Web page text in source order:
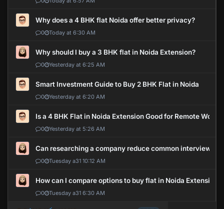
Why does a 4 BHK flat Noida offer better privacy?
0 Today at 6:30 AM
Why should I buy a 3 BHK flat in Noida Extension?
0 Yesterday at 6:25 AM
Smart Investment Guide to Buy 2 BHK Flat in Noida
0 Yesterday at 6:20 AM
Is a 4 BHK Flat in Noida Extension Good for Remote Work?
0 Yesterday at 5:26 AM
Can researching a company reduce common interview
0 Tuesday a31 10:12 AM
How can I compare options to buy flat in Noida Extension?
0 Tuesday a31 6:30 AM